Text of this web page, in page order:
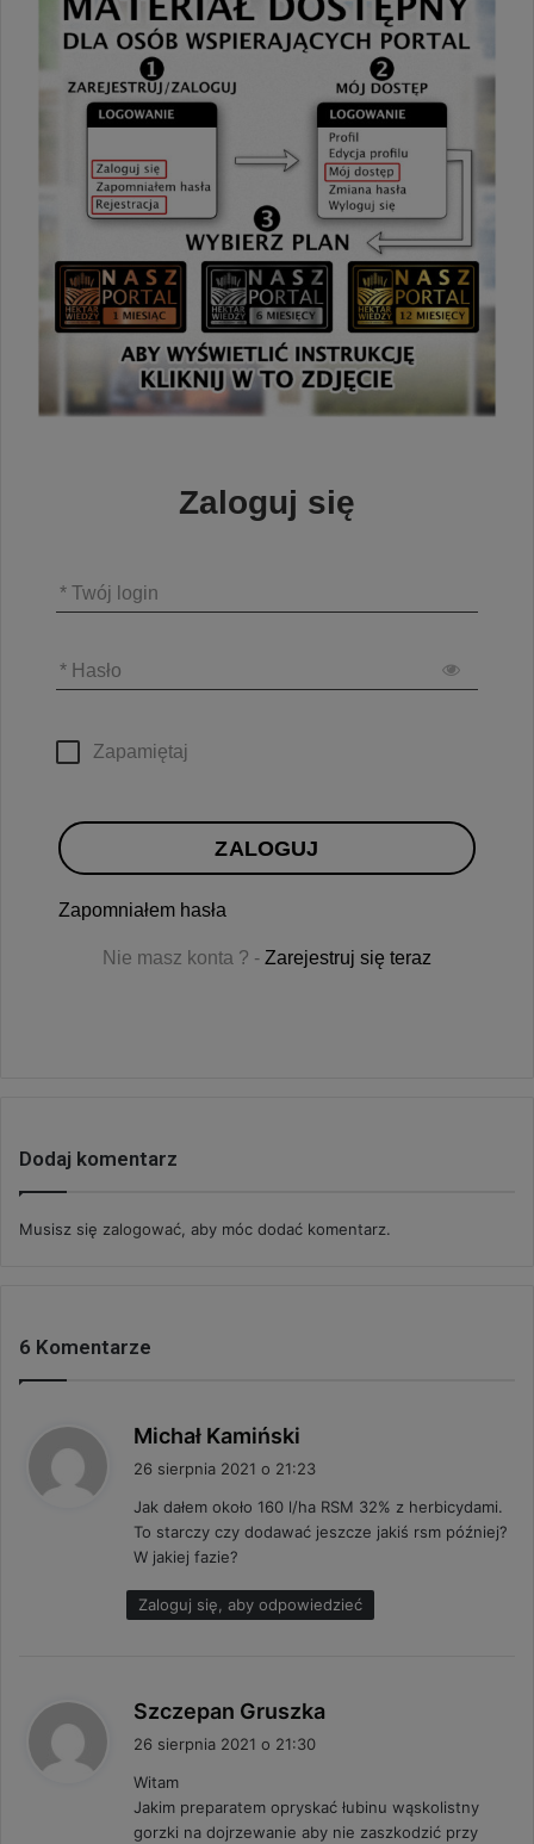
Zaloguj się
* Twój login
* Hasło
Zapamiętaj
ZALOGUJ
Zapomniałem hasła
Nie masz konta ? - Zarejestruj się teraz
Dodaj komentarz
Musisz się zalogować, aby móc dodać komentarz.
6 Komentarze
Michał Kamiński
i
z
e
26 sierpnia 2021 o 21:23
Jak dałem około 160 l/ha RSM 32% z herbicydami.
To starczy czy dodawać jeszcze jakiś rsm później?
W jakiej fazie?
Zaloguj się, aby odpowiedzieć
Szczepan Gruszka
e
26 sierpnia 2021 o 21:30
Witam
Jakim preparatem opryskać łubinu wąskolistny
gorzki na dojrzewanie aby nie zaszkodzić przy